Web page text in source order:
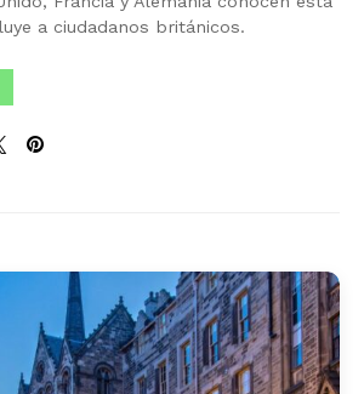
a ciudadanos británicos.